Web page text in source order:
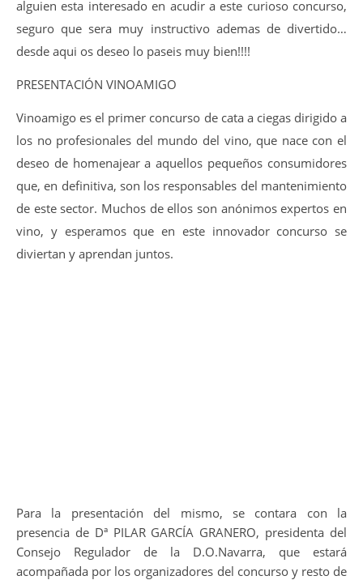
alguien esta interesado en acudir a este curioso concurso,
seguro que sera muy instructivo ademas de divertido…
desde aqui os deseo lo paseis muy bien!!!!
PRESENTACIÓN VINOAMIGO
Vinoamigo es el primer concurso de cata a ciegas dirigido a
los no profesionales del mundo del vino, que nace con el
deseo de homenajear a aquellos pequeños consumidores
que, en definitiva, son los responsables del mantenimiento
de este sector. Muchos de ellos son anónimos expertos en
vino, y esperamos que en este innovador concurso se
diviertan y aprendan juntos.
Para la presentación del mismo, se contara con la
presencia de Dª PILAR GARCÍA GRANERO, presidenta del
Consejo Regulador de la D.O.Navarra, que estará
acompañada por los organizadores del concurso y resto de